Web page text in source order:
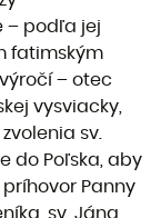
– podľa jej
fatimským
– otec
vysviacky,
sv.
do Poľska, aby
Panny
sv. Jána